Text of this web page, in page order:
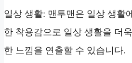
일상 생활: 맨투맨은 일상 생활
한 착용감으로 일상 생활을 더
한 느낌을 연출할 수 있습니다.